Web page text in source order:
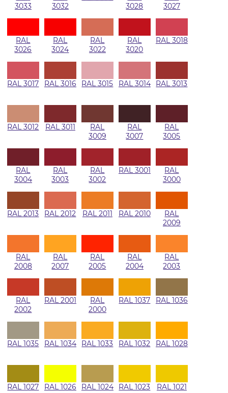
3033
3032
3028
3027
RAL
3026
RAL
3024
RAL
3022
RAL
3020
RAL 3018
RAL 3017 RAL 3016 RAL 3015 RAL 3014 RAL 3013
RAL 3012 RAL 3011
RAL
3009
RAL
3007
RAL
3005
RAL
3004
RAL
3003
RAL
3002
RAL 3001
RAL
3000
RAL 2013 RAL 2012 RAL 2011 RAL 2010
RAL
2009
RAL
2008
RAL
2007
RAL
2005
RAL
2004
RAL
2003
RAL
2002
RAL 2001
RAL
2000
RAL 1037 RAL 1036
RAL 1035 RAL 1034 RAL 1033 RAL 1032 RAL 1028
RAL 1027 RAL 1026 RAL 1024 RAL 1023 RAL 1021